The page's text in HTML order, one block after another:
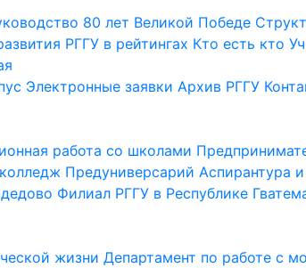
80 лет Великой Победе
РГГУ в рейтингах Кто есть кто
Электронные заявки Архив РГГУ
работа со школами
Предуниверсарий Аспирантура
Филиал РГГУ в Республике
жизни Департамент по работе с